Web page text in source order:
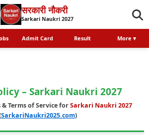
सरकारी नौकरी
Sarkari Naukri 2027
Admit Card Result More ▾
– Sarkari Naukri 2027
Terms of Service forSarkari Naukri 2027
SarkariNaukri2025.com)